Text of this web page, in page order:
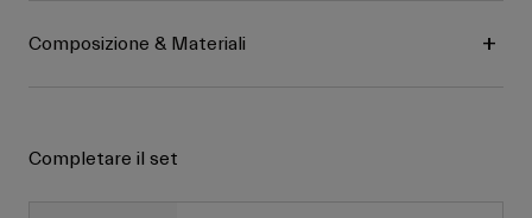
Composizione & Materiali
Completare il set